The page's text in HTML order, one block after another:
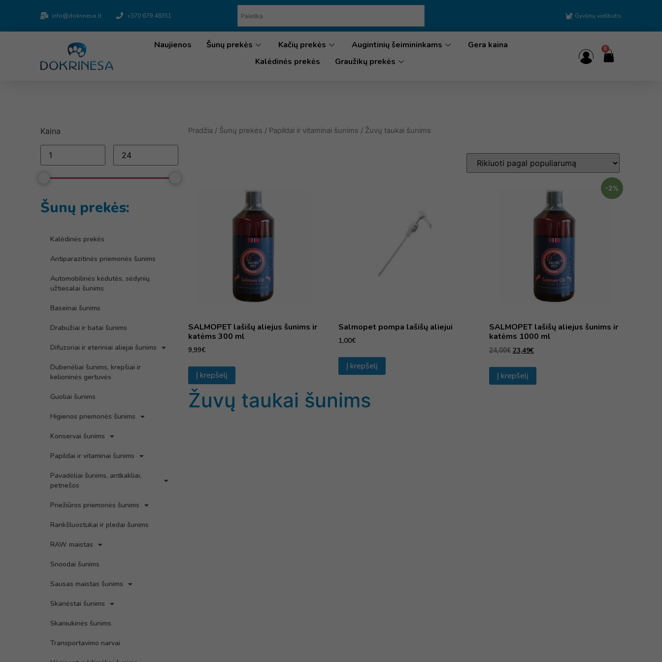
info@dokrinesa.lt +370 679 48351 Gyvūnų viešbutis
Naujienos Šunų prekės Kačių prekės Augintinių šeimininkams
Gera kaina
Kalėdinės prekės
Graužikų prekės
0
Kaina
Šunų prekės:
Kalėdinės prekės
Antiparazitinės priemonės šunims
Automobilinės kėdutės, sėdynių
užtiesalai šunims
Baseinai šunims
Drabužiai ir batai šunims
Difuzoriai ir eteriniai aliejai šunims
Dubenėliai šunims, krepšiai ir
kelioninės gertuvės
Guoliai šunims
Higienos priemonės šunims
Konservai šunims
Papildai ir vitaminai šunims
Pavadėliai šunims, antkakliai,
petnešos
Priežiūros priemonės šunims
Rankšluostukai ir pledai šunims
RAW maistas
Snoodai šunims
Sausas maistas šunims
Skanėstai šunims
Skaniukinės šunims
Transportavimo narvai
Pradžia / Šunų prekės / Papildai ir vitaminai šunims / Žuvų taukai šunims
SALMOPET lašišų aliejus šunims ir
katėms 300 ml
9,99€
Į krepšelį
Salmopet pompa lašišų aliejui
1,00€
Į krepšelį
-2%
SALMOPET lašišų aliejus šunims ir
katėms 1000 ml
24,00€ 23,49€
Į krepšelį
Žuvų taukai šunims